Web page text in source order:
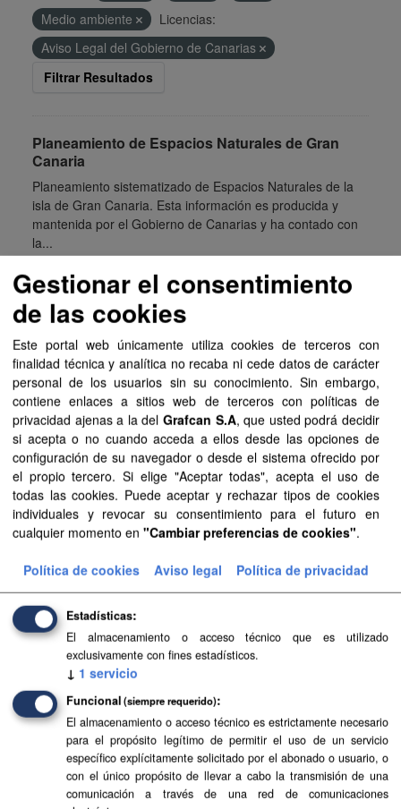
Medio ambiente
Licencias:
Aviso Legal del Gobierno de Canarias
Filtrar Resultados
Planeamiento de Espacios Naturales de Gran
Canaria
Planeamiento sistematizado de Espacios Naturales de la
isla de Gran Canaria. Esta información es producida y
mantenida por el Gobierno de Canarias y ha contado con
la...
Planeamiento de Espacios Naturales de Tenerife
Planeamiento sistematizado de Espacios Naturales de la
isla de Tenerife. Esta información es producida y
mantenida por el Gobierno de Canarias y ha contado con
la financiación...
SIPU PDF HTML FIP
Planeamiento de Espacios Naturales de La Palma
Planeamiento sistematizado de Espacios Naturales de la
isla de La Palma. Esta información es producida y
la financiación...
SIPU PDF HTML FIP
Planeamiento de Espacios Naturales de
Lanzarote
Planeamiento sistematizado de Espacios Naturales de la
isla de Lanzarote. Esta información es producida y
mantenida por el Gobierno de Canarias y ha contado con
la financiación...
PDF HTML FIP
Gestionar el consentimiento
de las cookies
Este portal web únicamente utiliza cookies de terceros con
finalidad técnica y analítica no recaba ni cede datos de carácter
personal de los usuarios sin su conocimiento. Sin embargo,
contiene enlaces a sitios web de terceros con políticas de
privacidad ajenas a la del Grafcan S.A, que usted podrá decidir
si acepta o no cuando acceda a ellos desde las opciones de
configuración de su navegador o desde el sistema ofrecido por
el propio tercero. Si elige "Aceptar todas", acepta el uso de
todas las cookies. Puede aceptar y rechazar tipos de cookies
individuales y revocar su consentimiento para el futuro en
cualquier momento en "Cambiar preferencias de cookies".
Política de cookies Aviso legal Política de privacidad
Estadísticas
El almacenamiento o acceso técnico que es utilizado
exclusivamente con fines estadísticos.
↓ 1 servicio
Funcional (siempre requerido)
El almacenamiento o acceso técnico es estrictamente necesario
para el propósito legítimo de permitir el uso de un servicio
específico explícitamente solicitado por el abonado o usuario, o
con el único propósito de llevar a cabo la transmisión de una
comunicación a través de una red de comunicaciones